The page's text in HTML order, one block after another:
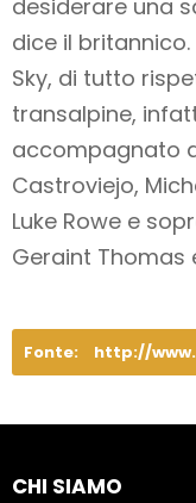
desiderare una
dice il
Sky, di tutto
transalpine,
accompagnato
Castroviejo,
Luke Rowe e
Geraint Thomas
Fonte: http://
CHI SIAMO